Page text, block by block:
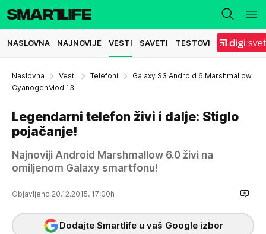
NASLOVNA NAJNOVIJE VESTI SAVETI TESTOVI
Naslovna Vesti Telefoni
Galaxy S3 Android 6 Marshmallow
CyanogenMod 13
Legendarni telefon živi i dalje: Stiglo
pojačanje!
Najnoviji Android Marshmallow 6.0 živi na
omiljenom Galaxy smartfonu!
Objavljeno 20.12.2015. 17:00h
Dodajte Smartlife u vaš Google izbor